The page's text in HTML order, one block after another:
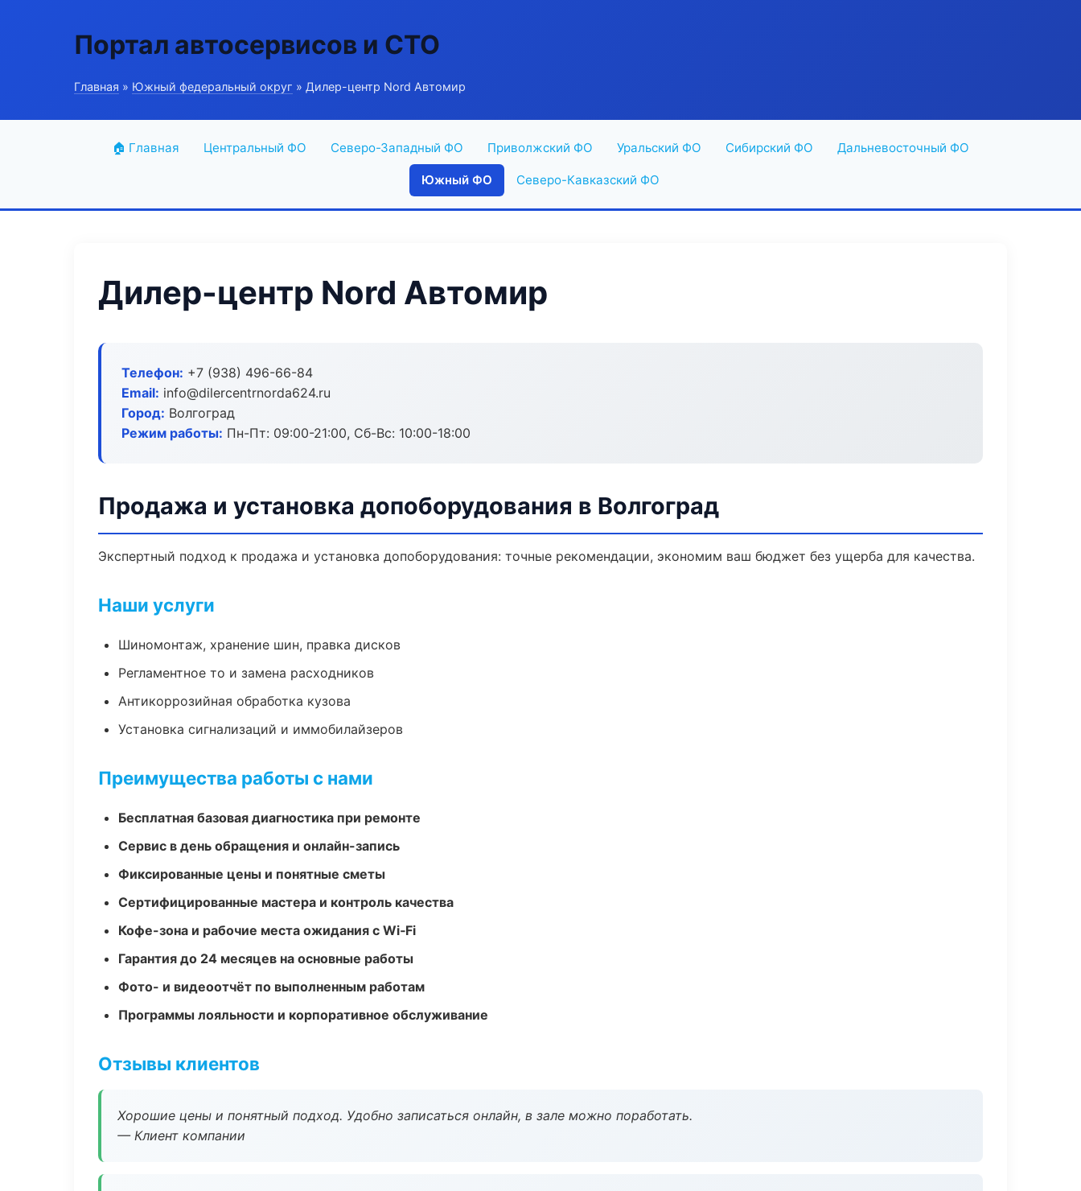
Портал автосервисов и СТО
Главная » Южный федеральный округ » Дилер-центр Nord Автомир
🏠 Главная Центральный ФО Северо-Западный ФО Приволжский ФО Уральский ФО Сибирский ФО Дальневосточный ФО
Южный ФО Северо-Кавказский ФО
Дилер-центр Nord Автомир
Телефон: +7 (938) 496-66-84
Email: info@dilercentrnorda624.ru
Город: Волгоград
Режим работы: Пн-Пт: 09:00-21:00, Сб-Вс: 10:00-18:00
Продажа и установка допоборудования в Волгоград
Экспертный подход к продажа и установка допоборудования: точные рекомендации, экономим ваш бюджет без ущерба для качества.
Наши услуги
Шиномонтаж, хранение шин, правка дисков
Регламентное то и замена расходников
Антикоррозийная обработка кузова
Установка сигнализаций и иммобилайзеров
Преимущества работы с нами
Бесплатная базовая диагностика при ремонте
Сервис в день обращения и онлайн-запись
Фиксированные цены и понятные сметы
Сертифицированные мастера и контроль качества
Кофе-зона и рабочие места ожидания с Wi‑Fi
Гарантия до 24 месяцев на основные работы
Фото- и видеоотчёт по выполненным работам
Программы лояльности и корпоративное обслуживание
Отзывы клиентов
Хорошие цены и понятный подход. Удобно записаться онлайн, в зале можно поработать.
— Клиент компании